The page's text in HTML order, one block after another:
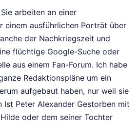
arbeiten an einer
einem ausführlichen Porträt über
der Nachkriegszeit und
flüchtige Google-Suche oder
aus einem Fan-Forum. Ich habe
Redaktionspläne um ein
aufgebaut haben, nur weil sie
Ist Peter Alexander Gestorben mit
oder dem seiner Tochter